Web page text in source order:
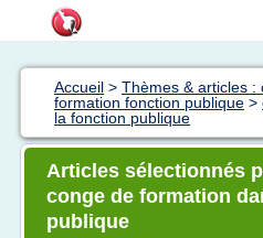
Accueil > Thèmes & articles :
formation fonction publique >
la fonction publique
Articles sélectionnés
conge de formation
publique